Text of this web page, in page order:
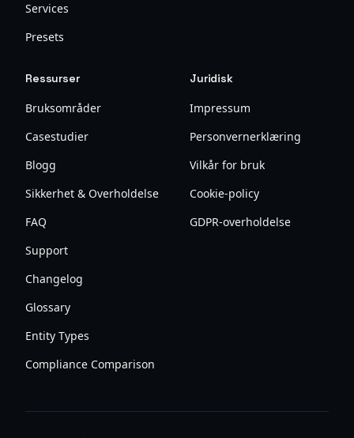
Services
Presets
Ressurser
Bruksområder
Casestudier
Blogg
Sikkerhet & Overholdelse
FAQ
Support
Changelog
Glossary
Entity Types
Compliance Comparison
Juridisk
Impressum
Personvernerklæring
Vilkår for bruk
Cookie-policy
GDPR-overholdelse